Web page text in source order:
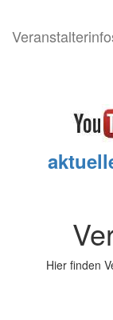
Hier finden